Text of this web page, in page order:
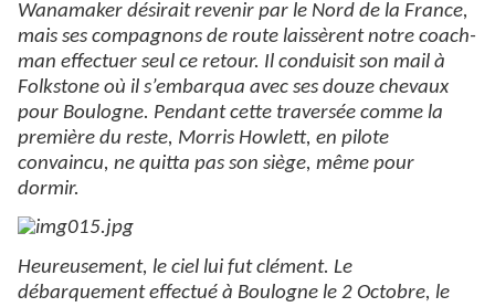
Wanamaker désirait revenir par le Nord de la France,
mais ses compagnons de route laissèrent notre coach-
man effectuer seul ce retour. Il conduisit son mail à
Folkstone où il s’embarqua avec ses douze chevaux
pour Boulogne. Pendant cette traversée comme la
première du reste, Morris Howlett, en pilote
convaincu, ne quitta pas son siège, même pour
dormir.
Heureusement, le ciel lui fut clément. Le
débarquement effectué à Boulogne le 2 Octobre, le